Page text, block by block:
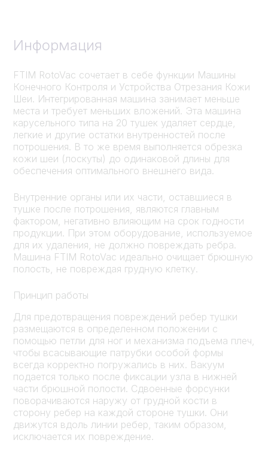
Информация
FTIM RotoVac сочетает в себе функции Машины
Конечного Контроля и Устройства Oтрезания Кожи
Шеи. Интегрированная машина занимает меньше
места и требует меньших вложений. Эта машина
карусельного типа на 20 тушек удаляет сердце,
легкие и другие остатки внутренностей после
потрошения. В то же время выполняется обрезка
кожи шеи (лоскуты) до одинаковой длины для
обеспечения оптимального внешнего вида.
Внутренние органы или их части, оставшиеся в
тушке после потрошения, являются главным
фактором, негативно влияющим на срок годности
продукции. При этом оборудование, используемое
для их удаления, не должно повреждать ребра.
Машина FTIM RotoVac идеально очищает брюшную
полость, не повреждая грудную клетку.
Принцип работы
Для предотвращения повреждений ребер тушки
размещаются в определенном положении с
помощью петли для ног и механизма подъема плеч,
чтобы всасывающие патрубки особой формы
всегда корректно погружались в них. Вакуум
подается только после фиксации узла в нижней
части брюшной полости. Сдвоенные форсунки
поворачиваются наружу от грудной кости в
сторону ребер на каждой стороне тушки. Они
движутся вдоль линии ребер, таким образом,
исключается их повреждение.